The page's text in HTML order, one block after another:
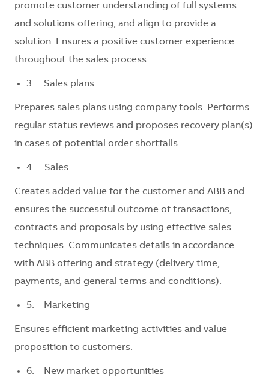
promote customer understanding of full systems
and solutions offering, and align to provide a
solution. Ensures a positive customer experience
throughout the sales process.
3. Sales plans
Prepares sales plans using company tools. Performs
regular status reviews and proposes recovery plan(s)
in cases of potential order shortfalls.
4. Sales
Creates added value for the customer and ABB and
ensures the successful outcome of transactions,
contracts and proposals by using effective sales
techniques. Communicates details in accordance
with ABB offering and strategy (delivery time,
payments, and general terms and conditions).
5. Marketing
Ensures efficient marketing activities and value
proposition to customers.
6. New market opportunities